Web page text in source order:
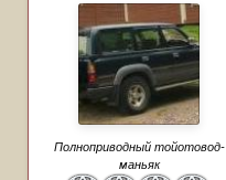
Полноприводный тойотовод-
маньяк